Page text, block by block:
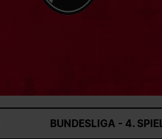
BUNDESLIGA - 4.